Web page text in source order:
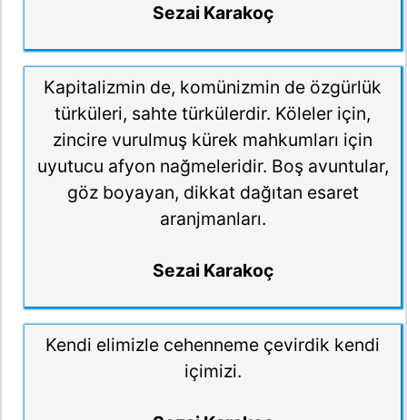
Sezai Karakoç
Kapitalizmin de, komünizmin de özgürlük
türküleri, sahte türkülerdir. Köleler için,
zincire vurulmuş kürek mahkumları için
uyutucu afyon nağmeleridir. Boş avuntular,
göz boyayan, dikkat dağıtan esaret
aranjmanları.
Sezai Karakoç
Kendi elimizle cehenneme çevirdik kendi
içimizi.